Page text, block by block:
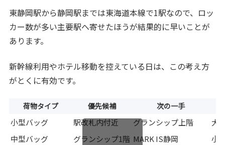
東静岡駅から静岡駅までは東海道本線で1駅なので、ロッ
カー数が多い主要駅へ寄せたほうが結果的に早いことが
あります。
新幹線利用やホテル移動を控えている日は、この考え方
がとくに有効です。
荷物タイプ 優先候補 次の一手
小型バッグ 駅改札内付近 グランシップ上階
大
中型バッグ
グランシップ1階 MARK IS静岡
小